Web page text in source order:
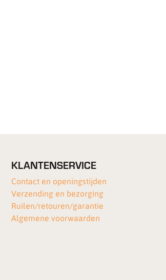
KLANTENSERVICE
Contact en openingstijden
Verzending en bezorging
Ruilen/retouren/garantie
Algemene voorwaarden